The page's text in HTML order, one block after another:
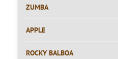
ZUMBA
APPLE
ROCKY BALBOA